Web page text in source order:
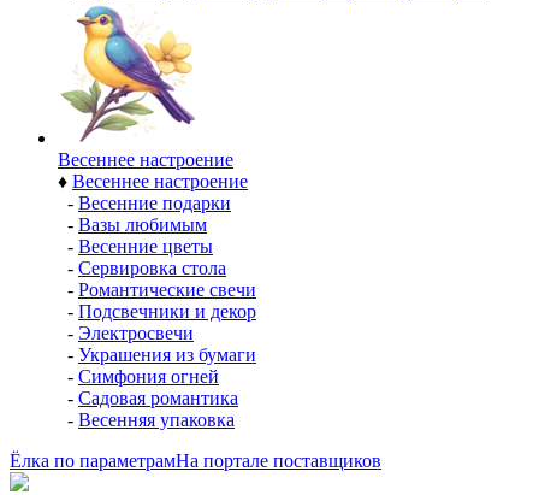
Весеннее настроение
♦ Весеннее настроение
- Весенние подарки
- Вазы любимым
- Весенние цветы
- Сервировка стола
- Романтические свечи
- Подсвечники и декор
- Электросвечи
- Украшения из бумаги
- Симфония огней
- Садовая романтика
- Весенняя упаковка
Ёлка по параметрамНа портале поставщиков